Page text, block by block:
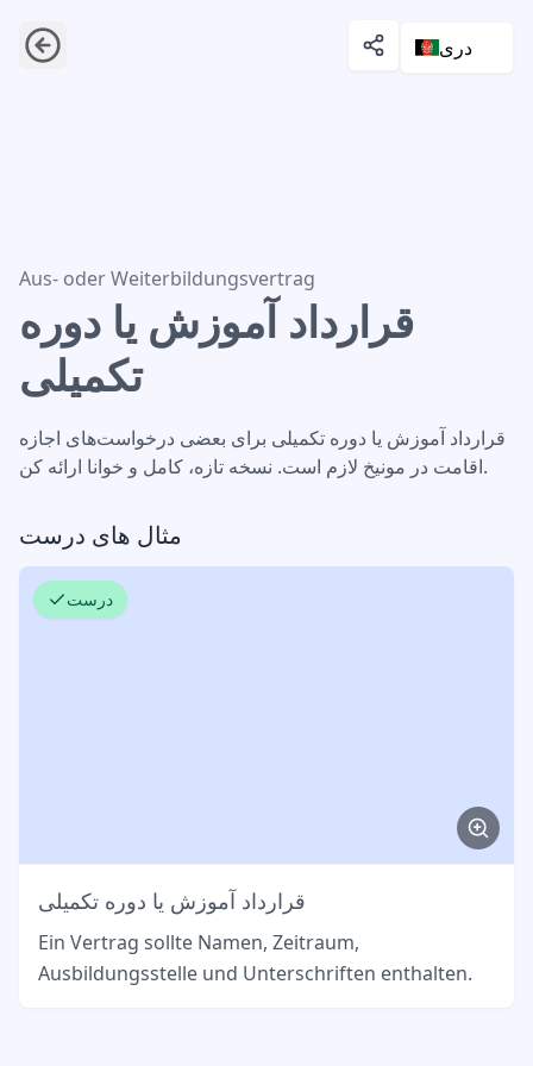
دری
قرارداد آموزش یا دوره تکمیلی
Aus- oder Weiterbildungsvertrag
قرارداد آموزش یا دوره
تکمیلی
قرارداد آموزش یا دوره تکمیلی برای بعضی درخواست‌های اجازه
اقامت در مونیخ لازم است. نسخه تازه، کامل و خوانا ارائه کن.
مثال های درست
درست
قرارداد آموزش یا دوره تکمیلی
Ein Vertrag sollte Namen, Zeitraum,
Ausbildungsstelle und Unterschriften enthalten.